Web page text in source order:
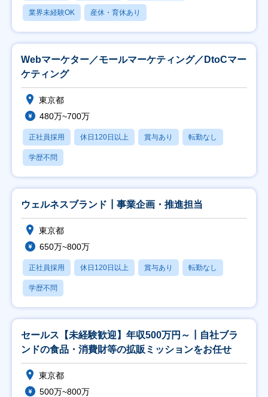
業界未経験OK 産休・育休あり
Webマーケター／モールマーケティング／DtoCマー
ケティング
東京都
480万~700万
正社員採用 休日120日以上 賞与あり 転勤なし
学歴不問
ウェルネスブランド┃事業企画・推進担当
東京都
650万~800万
正社員採用 休日120日以上 賞与あり 転勤なし
学歴不問
セールス【未経験歓迎】年収500万円～┃自社ブラ
ンドの食品・消費財等の拡販ミッションをお任せ
東京都
500万~800万